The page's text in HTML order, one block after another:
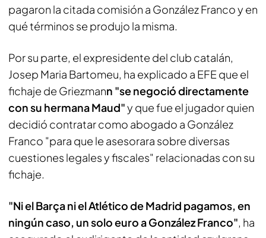
pagaron la citada comisión a González Franco y en
qué términos se produjo la misma.
Por su parte, el expresidente del club catalán,
Josep Maria Bartomeu, ha explicado a EFE que el
fichaje de Griezmann "se negoció directamente
con su hermana Maud"y que fue el jugador quien
decidió contratar como abogado a González
Franco "para que le asesorara sobre diversas
cuestiones legales y fiscales" relacionadas con su
fichaje.
"Ni el Barça ni el Atlético de Madrid pagamos, en
ningún caso, un solo euro a González Franco", ha